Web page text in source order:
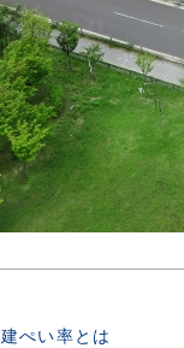
建ぺい率とは